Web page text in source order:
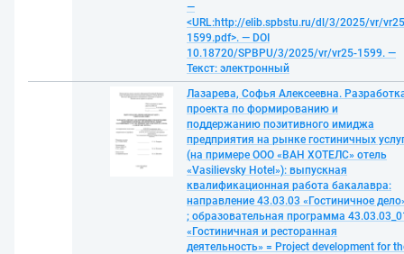
—
<URL:http://elib.spbstu.ru/dl/3/2025/vr/
1599.pdf>. — DOI
10.18720/SPBPU/3/2025/vr/vr25-1599. —
Текст: электронный
Лазарева, Софья Алексеевна.
проекта по формированию и
поддержанию позитивного имиджа
предприятия на рынке гостиничных
(на примере ООО «ВАН ХОТЕЛС» отель
«Vasilievsky Hotel»): выпускная
квалификационная работа бакалавра:
направление 43.03.03 «Гостиничное
; образовательная программа
«Гостиничная и ресторанная
деятельность» = Project development for